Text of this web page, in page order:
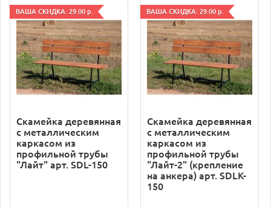
ВАША СКИДКА: 29.00 р.
Скамейка деревянная
с металлическим
каркасом из
профильной трубы
"Лайт" арт. SDL-150
ВАША СКИДКА: 29.00 р.
Скамейка деревянная
с металлическим
каркасом из
профильной трубы
"Лайт-2" (крепление
на анкера) арт. SDLK-
150